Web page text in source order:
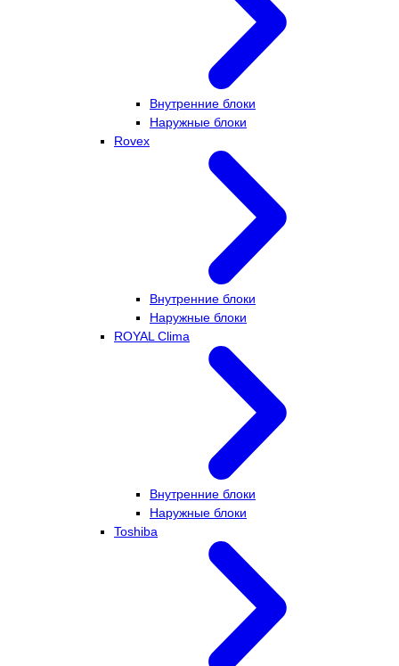
Внутренние блоки
Наружные блоки
Rovex
Внутренние блоки
Наружные блоки
ROYAL Clima
Внутренние блоки
Наружные блоки
Toshiba